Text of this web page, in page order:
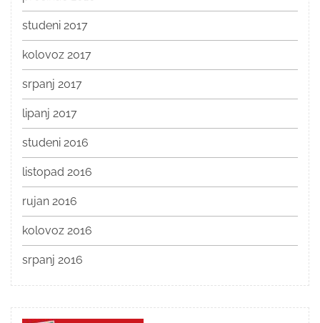
studeni 2017
kolovoz 2017
srpanj 2017
lipanj 2017
studeni 2016
listopad 2016
rujan 2016
kolovoz 2016
srpanj 2016